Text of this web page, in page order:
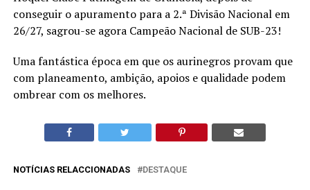
conseguir o apuramento para a 2.ª Divisão Nacional em
26/27, sagrou-se agora Campeão Nacional de SUB-23!
Uma fantástica época em que os aurinegros provam que
com planeamento, ambição, apoios e qualidade podem
ombrear com os melhores.
NOTÍCIAS RELACCIONADAS DESTAQUE